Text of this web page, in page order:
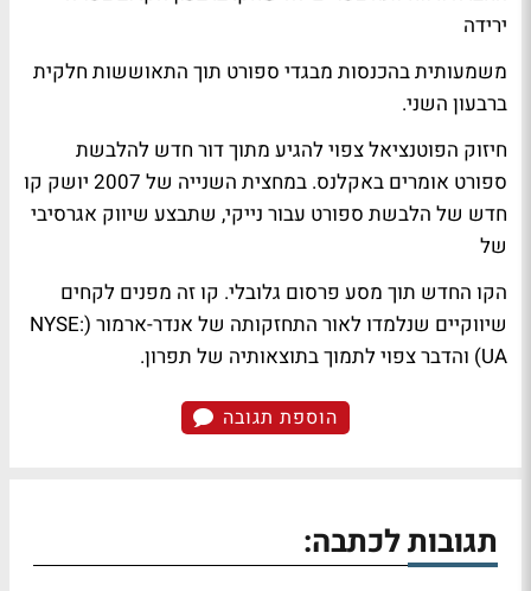
ירידה
משמעותית בהכנסות מבגדי ספורט תוך התאוששות חלקית
ברבעון השני.
חיזוק הפוטנציאל צפוי להגיע מתוך דור חדש להלבשת
ספורט אומרים באקלנס. במחצית השנייה של 2007 יושק קו
חדש של הלבשת ספורט עבור נייקי, שתבצע שיווק אגרסיבי
של
הקו החדש תוך מסע פרסום גלובלי. קו זה מפנים לקחים
שיווקיים שנלמדו לאור התחזקותה של אנדר-ארמור (NYSE:
UA) והדבר צפוי לתמוך בתוצאותיה של תפרון.
הוספת תגובה
תגובות לכתבה: